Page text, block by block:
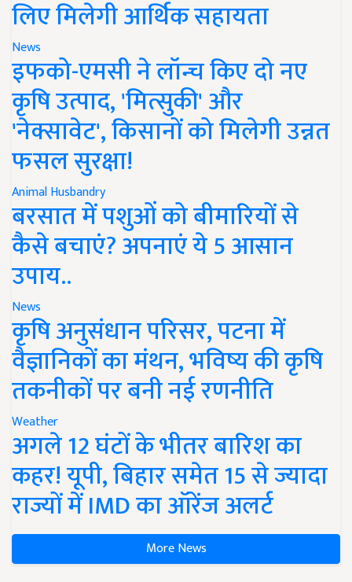
लिए मिलेगी आर्थिक सहायता
News
इफको-एमसी ने लॉन्च किए दो नए
कृषि उत्पाद, 'मित्सुकी' और
'नेक्सावेट', किसानों को मिलेगी उन्नत
फसल सुरक्षा!
Animal Husbandry
बरसात में पशुओं को बीमारियों से
कैसे बचाएं? अपनाएं ये 5 आसान
उपाय..
News
कृषि अनुसंधान परिसर, पटना में
वैज्ञानिकों का मंथन, भविष्य की कृषि
तकनीकों पर बनी नई रणनीति
Weather
अगले 12 घंटों के भीतर बारिश का
कहर! यूपी, बिहार समेत 15 से ज्यादा
राज्यों में IMD का ऑरेंज अलर्ट
More News